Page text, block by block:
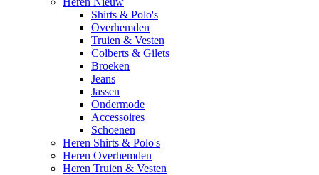
Shirts & Polo's
Overhemden
Truien & Vesten
Colberts & Gilets
Broeken
Jeans
Jassen
Ondermode
Accessoires
Schoenen
Heren Shirts & Polo's
Heren Overhemden
Heren Truien & Vesten